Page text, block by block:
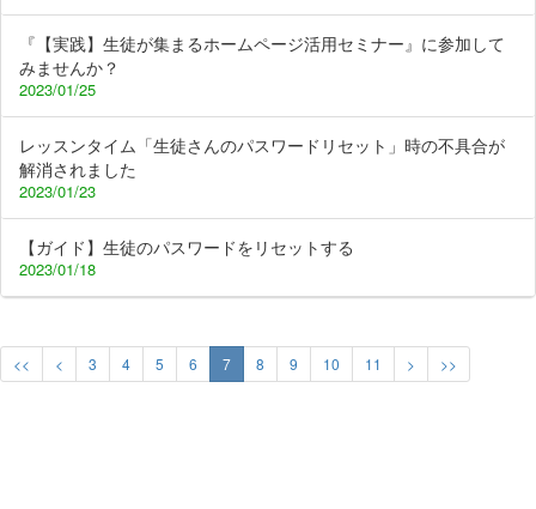
『【実践】生徒が集まるホームページ活用セミナー』に参加して
みませんか？
2023/01/25
レッスンタイム「生徒さんのパスワードリセット」時の不具合が
解消されました
2023/01/23
【ガイド】生徒のパスワードをリセットする
2023/01/18
<< < 3 4 5 6 7 8 9 10 11 > >>